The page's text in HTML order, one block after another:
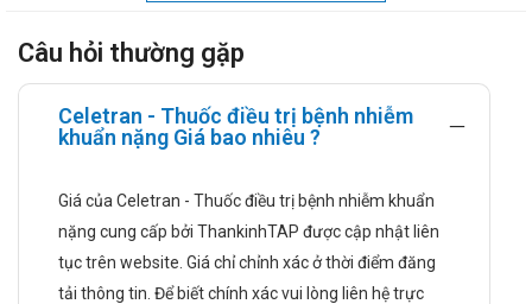
thiệp (như phẫu thuật âm đạo hoặc ổ bụng).
Liều dùng và cách dùng:
Người lớn:
Liều thường dùng mỗi ngày từ 1 - 2g, tiêm một lần
Câu hỏi thường gặp
Celetran - Thuốc điều trị bệnh nhiễm
khuẩn nặng Giá bao nhiêu ?
Giá của Celetran - Thuốc điều trị bệnh nhiễm khuẩn
nặng cung cấp bởi ThankinhTAP được cập nhật liên
tục trên website. Giá chỉ chỉnh xác ở thời điểm đăng
tải thông tin. Để biết chính xác vui lòng liên hệ trực